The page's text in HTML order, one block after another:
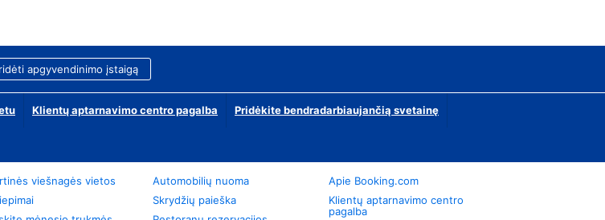
apgyvendinimo įstaigą
Klientų aptarnavimo centro pagalba Pridėkite bendradarbiaujančią svetainę
viešnagės vietos
Automobilių nuoma
Skrydžių paieška
Apie Booking.com
Klientų aptarnavimo centro
pagalba